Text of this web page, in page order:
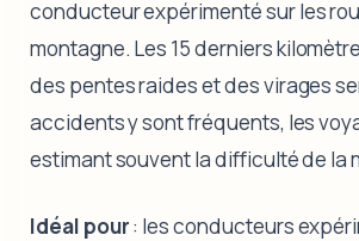
conducteur expérimenté sur les
montagne. Les 15 derniers
des pentes raides et des virages
accidents y sont fréquents, les
estimant souvent la difficulté de la
Idéal pour: les conducteurs